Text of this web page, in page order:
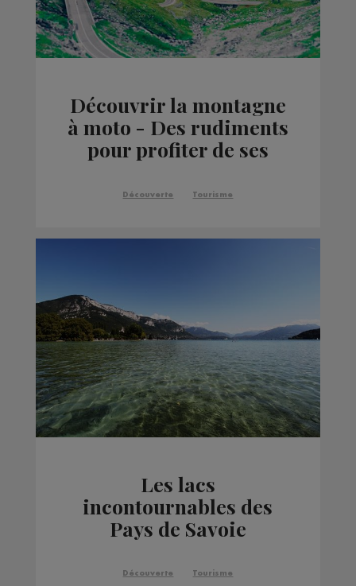
Découvrir la montagne
à moto - Des rudiments
pour profiter de ses
Découverte Tourisme
Les lacs
incontournables des
Pays de Savoie
Découverte Tourisme